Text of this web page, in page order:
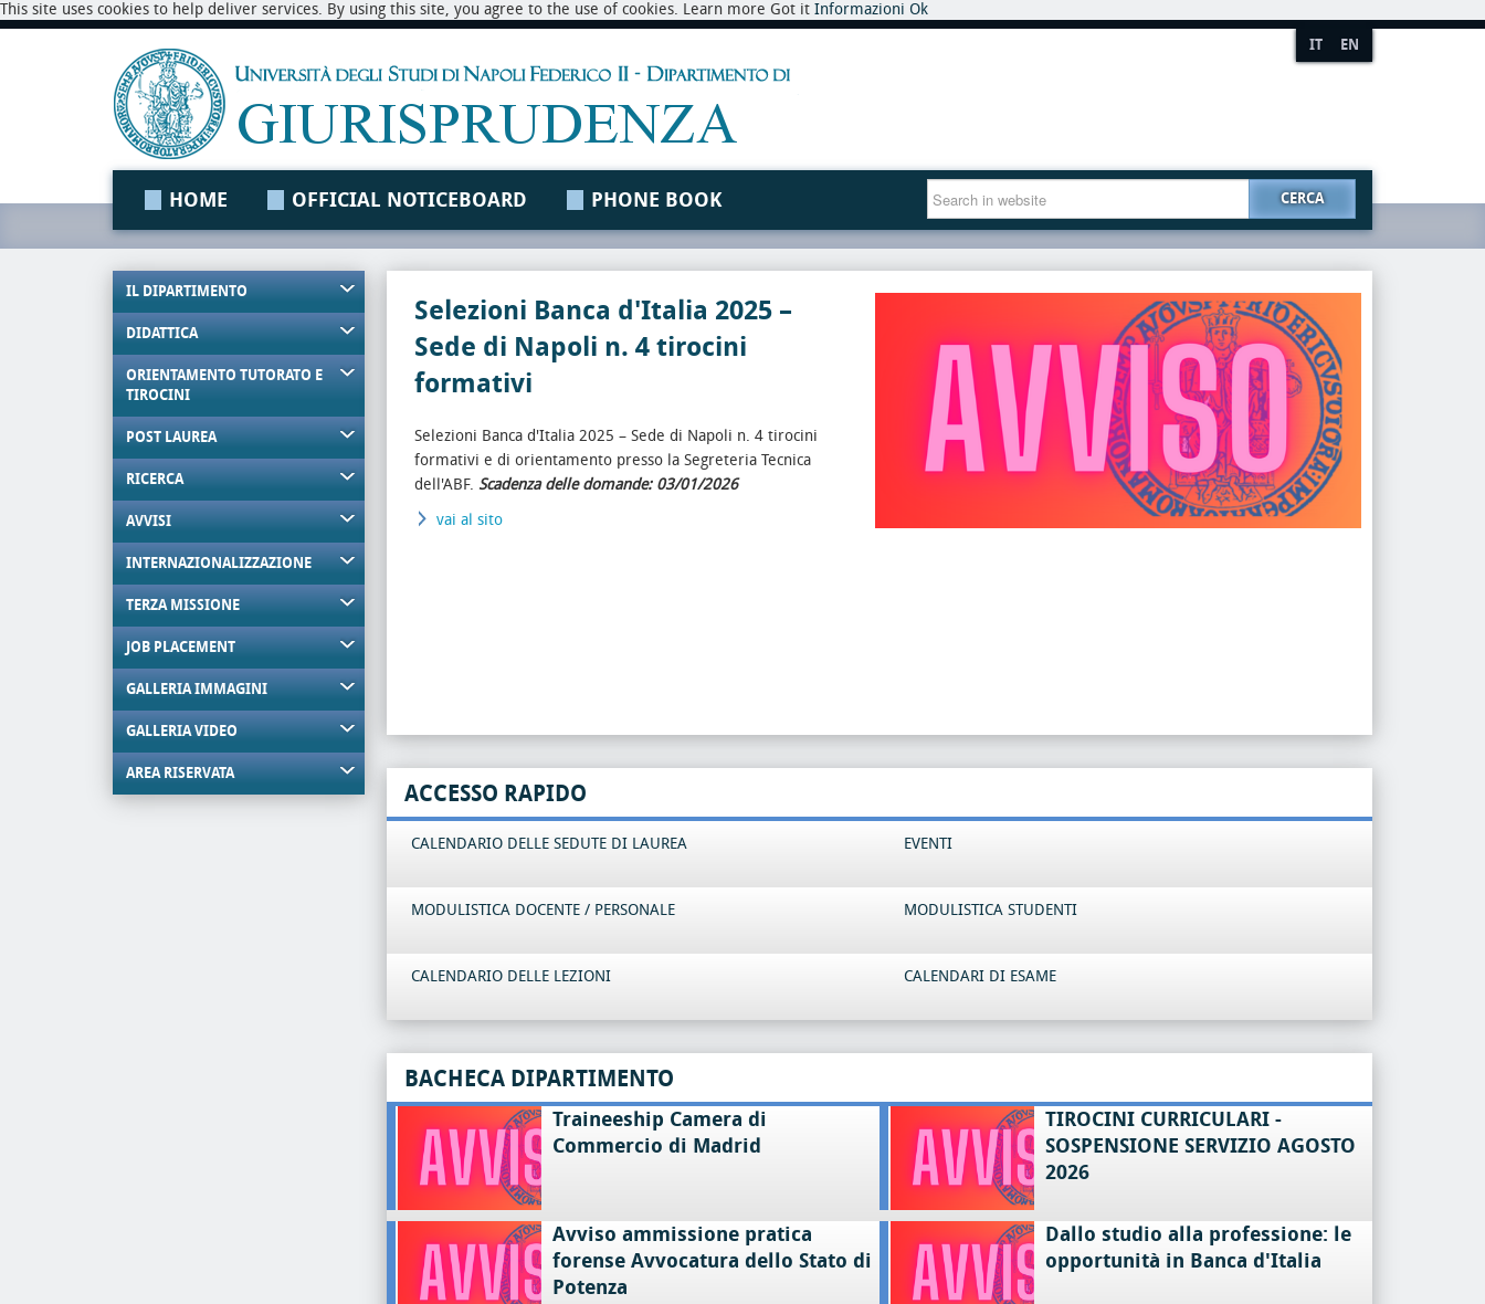
This site uses cookies to help deliver services. By using this site, you agree to the use of cookies. Learn more Got it Informazioni Ok
IT EN
HOME OFFICIAL NOTICEBOARD PHONE BOOK CERCA
IL DIPARTIMENTO
DIDATTICA
ORIENTAMENTO TUTORATO E
TIROCINI
POST LAUREA
RICERCA
AVVISI
INTERNAZIONALIZZAZIONE
TERZA MISSIONE
JOB PLACEMENT
GALLERIA IMMAGINI
GALLERIA VIDEO
AREA RISERVATA
Selezioni Banca d'Italia 2025 –
Sede di Napoli n. 4 tirocini
formativi
Selezioni Banca d'Italia 2025 – Sede di Napoli n. 4 tirocini
formativi e di orientamento presso la Segreteria Tecnica
dell'ABF. Scadenza delle domande: 03/01/2026
vai al sito
ACCESSO RAPIDO
CALENDARIO DELLE SEDUTE DI LAUREA EVENTI
MODULISTICA DOCENTE / PERSONALE MODULISTICA STUDENTI
CALENDARIO DELLE LEZIONI CALENDARI DI ESAME
BACHECA DIPARTIMENTO
Traineeship Camera di
Commercio di Madrid
TIROCINI CURRICULARI -
SOSPENSIONE SERVIZIO AGOSTO
2026
Avviso ammissione pratica
forense Avvocatura dello Stato di
Potenza
Dallo studio alla professione: le
opportunità in Banca d'Italia